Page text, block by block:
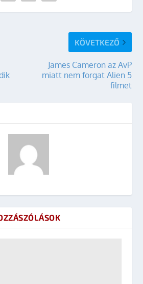
KÖVETKEZŐ
James Cameron az AvP
miatt nem forgat Alien 5
filmet